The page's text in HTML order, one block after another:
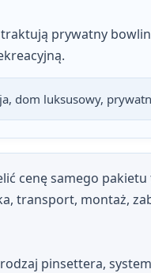
prywatny
dom luksusowy,
cenę samego
transport, montaż,
rodzaj pinsettera,